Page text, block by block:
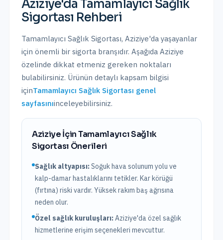
Aziziye'da Tamamlayıcı Sağlık
Sigortası Rehberi
Tamamlayıcı Sağlık Sigortası, Aziziye'da yaşayanlar
için önemli bir sigorta branşıdır. Aşağıda Aziziye
özelinde dikkat etmeniz gereken noktaları
bulabilirsiniz. Ürünün detaylı kapsam bilgisi
içinTamamlayıcı Sağlık Sigortası genel
sayfasınıinceleyebilirsiniz.
AziziyeİçinTamamlayıcı Sağlık
Sigortası Önerileri
Sağlık altyapısı:Soğuk hava solunum yolu ve
kalp-damar hastalıklarını tetikler. Kar körüğü
(fırtına) riski vardır. Yüksek rakım baş ağrısına
neden olur.
Özel sağlık kuruluşları:Aziziye'daözel sağlık
hizmetlerine erişim seçenekleri mevcuttur.